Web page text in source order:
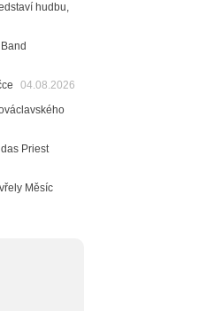
i
VIDEO
roku
Výrazná
Místku
festivalu
hudbu,
04.08.2026
Priest
Měsíc